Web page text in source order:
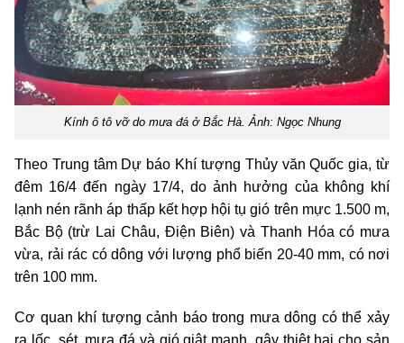
Kính ô tô vỡ do mưa đá ở Bắc Hà. Ảnh: Ngọc Nhung
Theo Trung tâm Dự báo Khí tượng Thủy văn Quốc gia, từ
đêm 16/4 đến ngày 17/4, do ảnh hưởng của không khí
lạnh nén rãnh áp thấp kết hợp hội tụ gió trên mực 1.500 m,
Bắc Bộ (trừ Lai Châu, Điện Biên) và Thanh Hóa có mưa
vừa, rải rác có dông với lượng phổ biến 20-40 mm, có nơi
trên 100 mm.
Cơ quan khí tượng cảnh báo trong mưa dông có thể xảy